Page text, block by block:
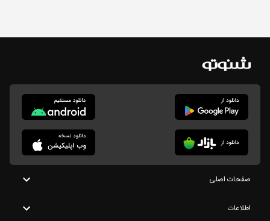
صفحات اصلی
اطلاعات